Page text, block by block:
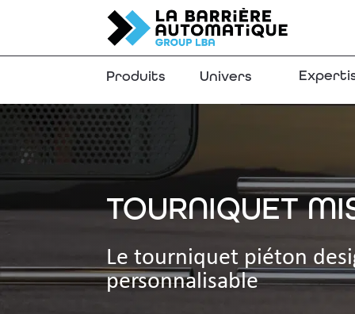
Produits Univers
TOURNIQUET
Le tourniquet piéton
personnalisable